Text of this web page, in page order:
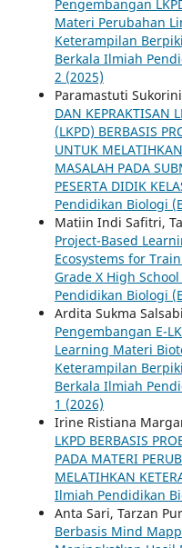
Pengembangan
Materi Perubahan
Keterampilan
Berkala Ilmiah
2 (2025)
Paramastuti
DAN KEPRAKTISAN
(LKPD) BERBASIS
UNTUK
MASALAH PADA
PESERTA DIDIK
Pendidikan Biologi
Matiin Indi Safitri,
Project-Based
Ecosystems for
Grade X High
Pendidikan Biologi
Ardita Sukma
Pengembangan E-
Learning Materi
Keterampilan
Berkala Ilmiah
1 (2026)
Irine Ristiana
LKPD BERBASIS
PADA MATERI
MELATIHKAN
Ilmiah Pendidikan
Anta Sari, Tarzan
Berbasis Mind